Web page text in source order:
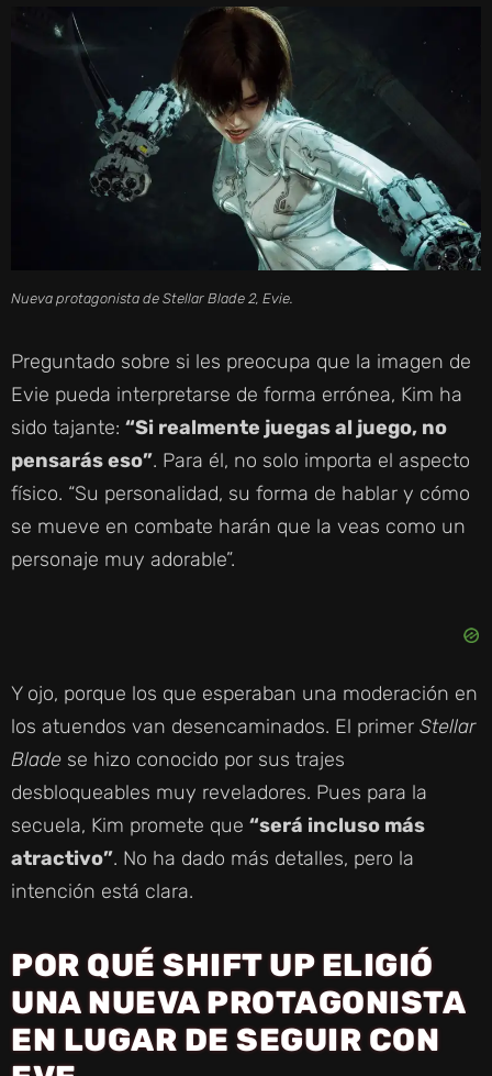
Nueva protagonista de Stellar Blade 2, Evie.
Preguntado sobre si les preocupa que la imagen de
Evie pueda interpretarse de forma errónea, Kim ha
sido tajante: “Si realmente juegas al juego, no
pensarás eso”. Para él, no solo importa el aspecto
físico. “Su personalidad, su forma de hablar y cómo
se mueve en combate harán que la veas como un
personaje muy adorable”.
Y ojo, porque los que esperaban una moderación en
los atuendos van desencaminados. El primer Stellar
Blade se hizo conocido por sus trajes
desbloqueables muy reveladores. Pues para la
secuela, Kim promete que “será incluso más
atractivo”. No ha dado más detalles, pero la
intención está clara.
POR QUÉ SHIFT UP ELIGIÓ
UNA NUEVA PROTAGONISTA
EN LUGAR DE SEGUIR CON